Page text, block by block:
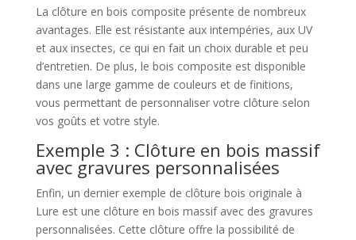
La clôture en bois composite présente de nombreux
avantages. Elle est résistante aux intempéries, aux UV
et aux insectes, ce qui en fait un choix durable et peu
d’entretien. De plus, le bois composite est disponible
dans une large gamme de couleurs et de finitions,
vous permettant de personnaliser votre clôture selon
vos goûts et votre style.
Exemple 3 : Clôture en bois massif
avec gravures personnalisées
Enfin, un dernier exemple de clôture bois originale à
Lure est une clôture en bois massif avec des gravures
personnalisées. Cette clôture offre la possibilité de